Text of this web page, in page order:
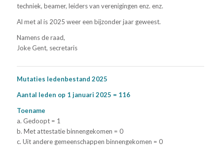
techniek, beamer, leiders van verenigingen enz. enz.
Al met al is 2025 weer een bijzonder jaar geweest.
Namens de raad,
Joke Gent, secretaris
Mutaties ledenbestand 2025
Aantal leden op 1 januari 2025 = 116
Toename
a. Gedoopt = 1
b. Met attestatie binnengekomen = 0
c. Uit andere gemeenschappen binnengekomen = 0